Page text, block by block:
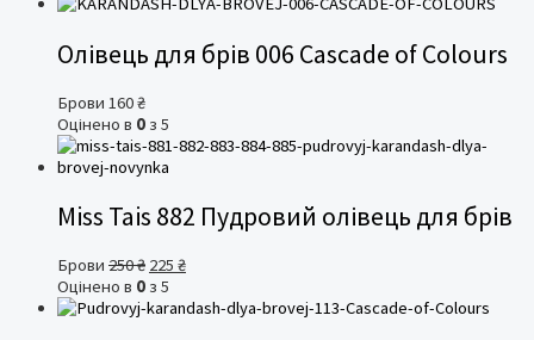
Олівець для брів 006 Cascade of Colours
Брови 160₴
Оцінено в 0 з 5
Miss Tais 882 Пудровий олівець для брів
Брови 250₴ Оригінальна
ціна:
250 ₴.
225 ₴Поточна
225 ₴.
Оцінено в 0 з 5